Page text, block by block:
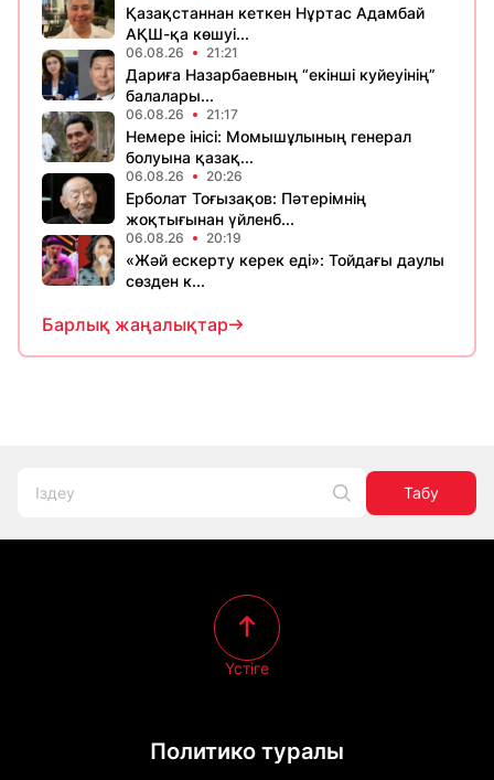
Қазақстаннан кеткен Нұртас Адамбай
АҚШ-қа көшуі...
06.08.26 21:21
Дариға Назарбаевның “екінші куйеуінің”
балалары...
06.08.26 21:17
Немере інісі: Момышұлының генерал
болуына қазақ...
06.08.26 20:26
Ерболат Тоғызақов: Пәтерімнің
жоқтығынан үйленб...
06.08.26 20:19
«Жәй ескерту керек еді»: Тойдағы даулы
сөзден к...
Барлық жаңалықтар
Табу
Политико туралы
Үстіге